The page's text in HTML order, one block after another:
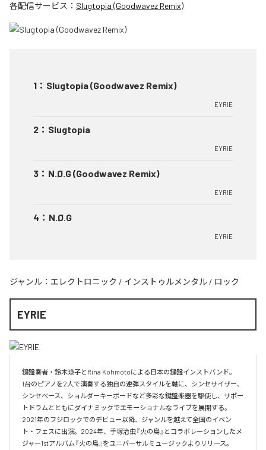
各配信サービス： Slugtopia (Goodwavez Remix)
1 ： Slugtopia (Goodwavez Remix)
EYRIE
2 ： Slugtopia
EYRIE
3 ： N.Ø.G (Goodwavez Remix)
EYRIE
4 ： N.Ø.G
EYRIE
ジャンル： エレクトロニック / インストゥルメンタル / ロック
EYRIE
鍵盤奏者・鈴木瑛子とRina Kohmotoによる日本の鍵盤インストバンド。
1台のピアノを2人で演奏する独自の連弾スタイルを軸に、シンセサイザー、
シンセベース、ショルダーキーボードなど多彩な鍵盤楽器を駆使し、サポー
トドラムとともにダイナミックでエモーショナルなライブを展開する。
2021年のフジロックでのデビュー以降、ジャンルを越えて全国のイベン
ト・フェスに出演。2024年、手塚治虫『火の鳥』とコラボレーションしたメ
ジャー1stアルバム『火の鳥』をユニバーサルミュージックよりリリース。